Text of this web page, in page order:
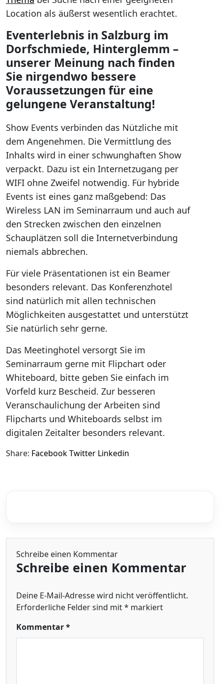
Location als äußerst wesentlich erachtet.
Eventerlebnis in Salzburg im
Dorfschmiede, Hinterglemm –
unserer Meinung nach finden
Sie nirgendwo bessere
Voraussetzungen für eine
gelungene Veranstaltung!
Show Events verbinden das Nützliche mit
dem Angenehmen. Die Vermittlung des
Inhalts wird in einer schwunghaften Show
verpackt. Dazu ist ein Internetzugang per
WIFI ohne Zweifel notwendig. Für hybride
Events ist eines ganz maßgebend: Das
Wireless LAN im Seminarraum und auch auf
den Strecken zwischen den einzelnen
Schauplätzen soll die Internetverbindung
niemals abbrechen.
Für viele Präsentationen ist ein Beamer
besonders relevant. Das Konferenzhotel
sind natürlich mit allen technischen
Möglichkeiten ausgestattet und unterstützt
Sie natürlich sehr gerne.
Das Meetinghotel versorgt Sie im
Seminarraum gerne mit Flipchart oder
Whiteboard, bitte geben Sie einfach im
Vorfeld kurz Bescheid. Zur besseren
Veranschaulichung der Arbeiten sind
Flipcharts und Whiteboards selbst im
digitalen Zeitalter besonders relevant.
Share: FacebookTwitter Linkedin
Schreibe einen Kommentar
Schreibe einen Kommentar
Deine E-Mail-Adresse wird nicht veröffentlicht.
Erforderliche Felder sind mit* markiert
Kommentar*